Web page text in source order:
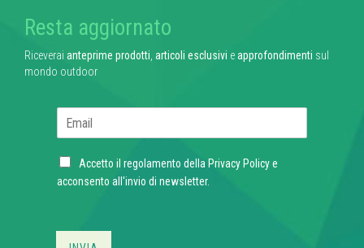
Resta aggiornato
Riceverai anteprime prodotti articoli esclusivi eapprofondimenti sul
mondo outdoor
l
C
h
Accetto il regolamento della Privacy Policye
acconsento all'invio di newsletter.